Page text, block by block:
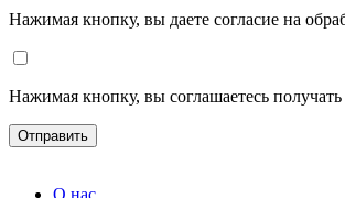
Нажимая кнопку, вы даете согласие на
Нажимая кнопку, вы соглашаетесь
О нас